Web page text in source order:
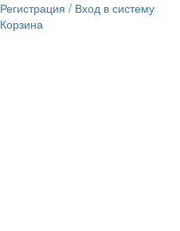
Регистрация / Вход в систему
Корзина